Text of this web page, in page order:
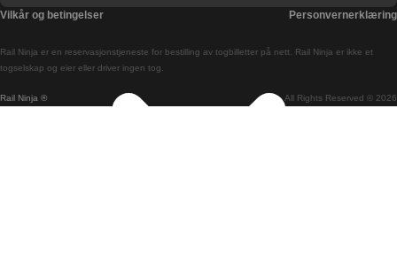
Budapest Prague Tog
Rail Ninja ® All Rights Reserved © 2026
Rail Ninja er en reservasjons­tjeneste for bestilling av togbilletter på nett. Rail Ninja er ikke et
togselskap og eier eller driver ingen tog.
Vilkår og betingelser Personvernerklæring